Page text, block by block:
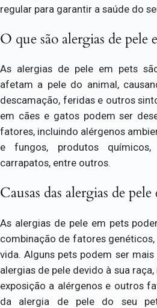
regular para garantir a saúde do
O que são alergias de pele
As alergias de pele em pets
afetam a pele do animal,
descamação, feridas e outros
em cães e gatos podem ser
fatores, incluindo alérgenos
e fungos, produtos
carrapatos, entre outros.
Causas das alergias de pele
As alergias de pele em pets
combinação de fatores
vida. Alguns pets podem ser
alergias de pele devido à sua
exposição a alérgenos e outros
da alergia de pele do seu